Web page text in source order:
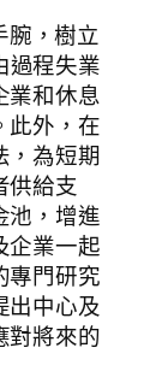
腕，樹立
過程失業
業和休息
此外，在
，為短期
供給支
池，增進
企業一起
專門研究
出中心及
對將來的